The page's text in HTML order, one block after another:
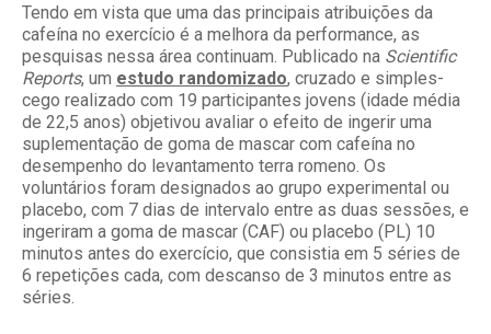
Tendo em vista que uma das principais atribuições da
cafeína no exercício é a melhora da performance, as
pesquisas nessa área continuam. Publicado na Scientific
Reports, um estudo randomizado, cruzado e simples-
cego realizado com 19 participantes jovens (idade média
de 22,5 anos) objetivou avaliar o efeito de ingerir uma
suplementação de goma de mascar com cafeína no
desempenho do levantamento terra romeno. Os
voluntários foram designados ao grupo experimental ou
placebo, com 7 dias de intervalo entre as duas sessões, e
ingeriram a goma de mascar (CAF) ou placebo (PL) 10
minutos antes do exercício, que consistia em 5 séries de
6 repetições cada, com descanso de 3 minutos entre as
séries.